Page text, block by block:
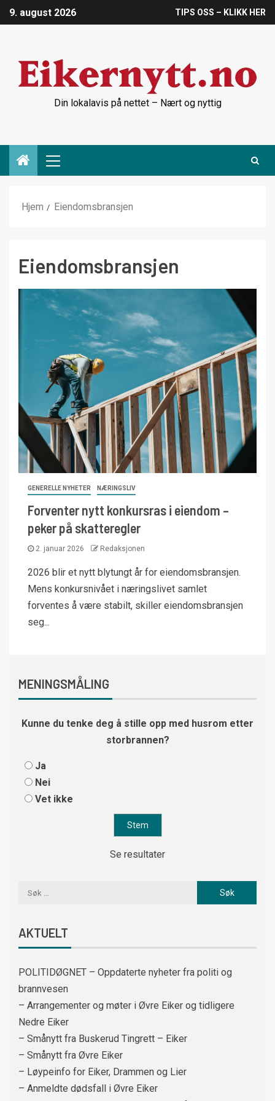
9. august 2026 TIPS OSS – KLIKK HER
Din lokalavis på nettet – Nært og nyttig
Hjem Eiendomsbransjen
Eiendomsbransjen
GENERELLE NYHETER NÆRINGSLIV
Forventer nytt konkursras i eiendom –
peker på skatteregler
2. januar 2026 Redaksjonen
2026 blir et nytt blytungt år for eiendomsbransjen.
Mens konkursnivået i næringslivet samlet
forventes å være stabilt, skiller eiendomsbransjen
seg...
MENINGSMÅLING
Kunne du tenke deg å stille opp med husrom etter
storbrannen?
Ja
Nei
Vet ikke
Se resultater
AKTUELT
POLITIDØGNET – Oppdaterte nyheter fra politi og
brannvesen
– Arrangementer og møter i Øvre Eiker og tidligere
Nedre Eiker
– Smånytt fra Buskerud Tingrett – Eiker
– Smånytt fra Øvre Eiker
– Løypeinfo for Eiker, Drammen og Lier
– Anmeldte dødsfall i Øvre Eiker